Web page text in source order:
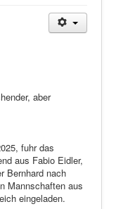
aber
fuhr das
aus Fabio Eidler,
Bernhard nach
Mannschaften aus
eingeladen.